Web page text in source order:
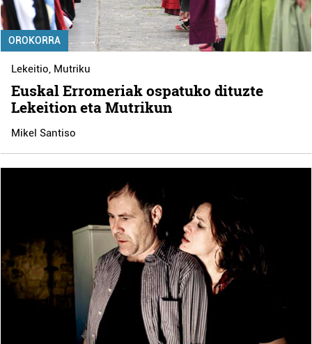
OROKORRA
Lekeitio, Mutriku
Euskal Erromeriak ospatuko dituzte
Lekeition eta Mutrikun
Mikel Santiso